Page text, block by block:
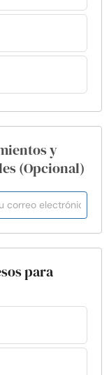
y
(Opcional)
para